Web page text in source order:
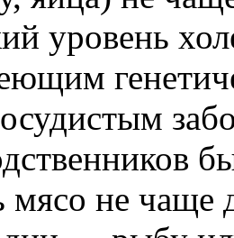
уровень
мясо не чаще